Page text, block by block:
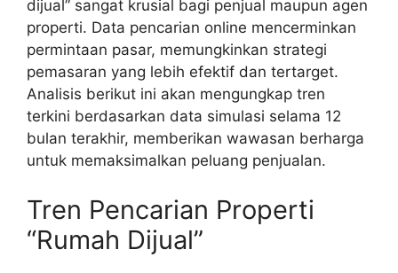
dijual” sangat krusial bagi penjual maupun agen
properti. Data pencarian online mencerminkan
permintaan pasar, memungkinkan strategi
pemasaran yang lebih efektif dan tertarget.
Analisis berikut ini akan mengungkap tren
terkini berdasarkan data simulasi selama 12
bulan terakhir, memberikan wawasan berharga
untuk memaksimalkan peluang penjualan.
Tren Pencarian Properti
“Rumah Dijual”